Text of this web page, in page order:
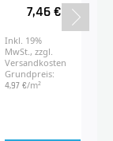
7,46 €
Inkl. 19%
MwSt., zzgl.
Versandkosten
Grundpreis:
4,97 €/m²